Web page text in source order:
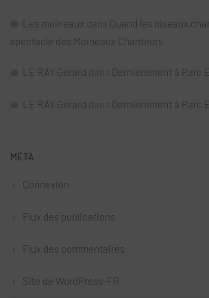
Les moineaux dans Quand les oiseaux
spectacle des Moineaux Chanteurs
LE RAY Gérard dans Dernièrement à Parc
LE RAY Gérard dans Dernièrement à Parc
MÉTA
Connexion
Flux des publications
Flux des commentaires
Site de WordPress-FR